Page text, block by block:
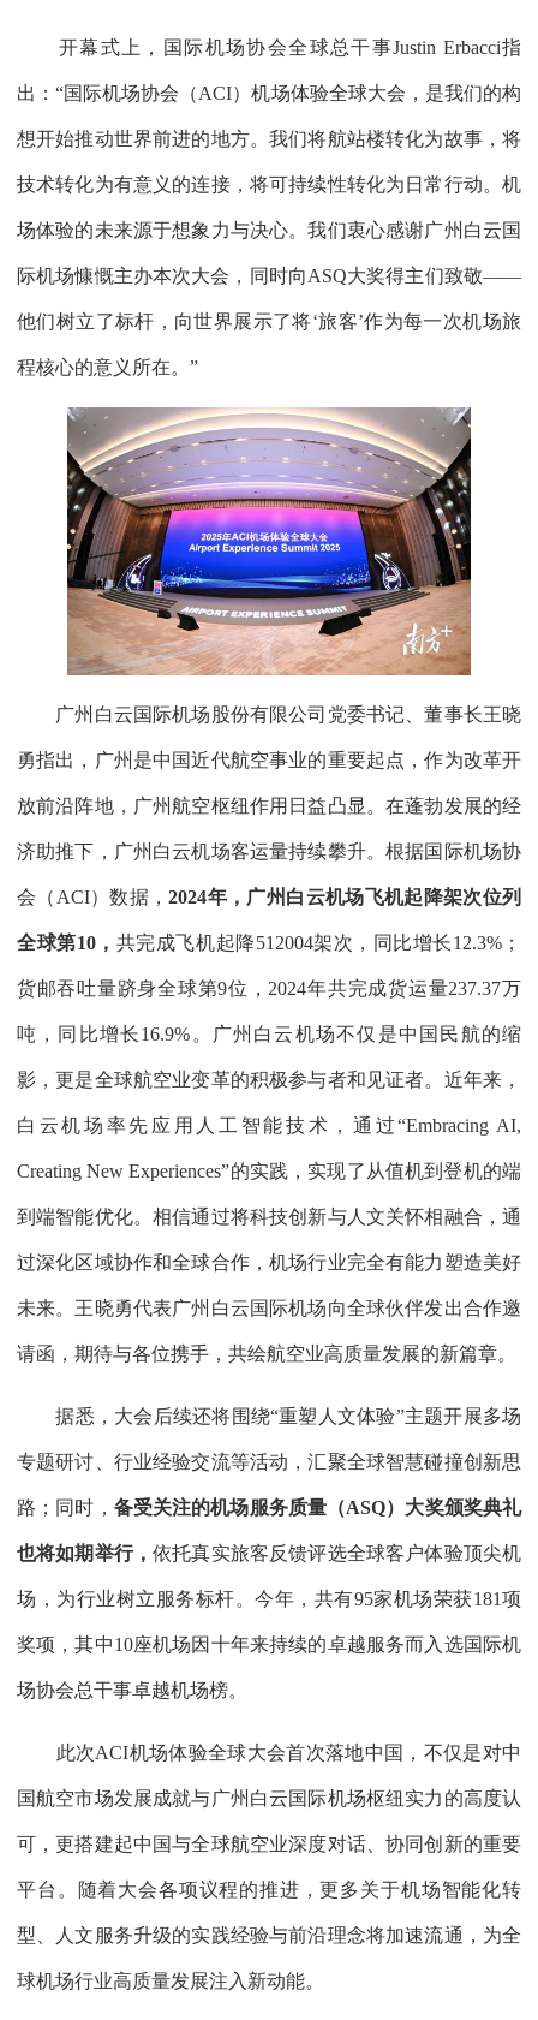
开幕式上，国际机场协会全球总干事Justin Erbacci指
出：“国际机场协会（ACI）机场体验全球大会，是我们的构
想开始推动世界前进的地方。我们将航站楼转化为故事，将
技术转化为有意义的连接，将可持续性转化为日常行动。机
场体验的未来源于想象力与决心。我们衷心感谢广州白云国
际机场慷慨主办本次大会，同时向ASQ大奖得主们致敬——
他们树立了标杆，向世界展示了将‘旅客’作为每一次机场旅
程核心的意义所在。”
广州白云国际机场股份有限公司党委书记、董事长王晓
勇指出，广州是中国近代航空事业的重要起点，作为改革开
放前沿阵地，广州航空枢纽作用日益凸显。在蓬勃发展的经
济助推下，广州白云机场客运量持续攀升。根据国际机场协
会（ACI）数据，2024年，广州白云机场飞机起降架次位列
全球第10， 共完成飞机起降512004架次，同比增长12.3%；
货邮吞吐量跻身全球第9位，2024年共完成货运量237.37万
吨，同比增长16.9%。广州白云机场不仅是中国民航的缩
影，更是全球航空业变革的积极参与者和见证者。近年来，
白云机场率先应用人工智能技术，通过“Embracing AI,
Creating New Experiences”的实践，实现了从值机到登机的端
到端智能优化。相信通过将科技创新与人文关怀相融合，通
过深化区域协作和全球合作，机场行业完全有能力塑造美好
未来。王晓勇代表广州白云国际机场向全球伙伴发出合作邀
请函，期待与各位携手，共绘航空业高质量发展的新篇章。
据悉，大会后续还将围绕“重塑人文体验”主题开展多场
专题研讨、行业经验交流等活动，汇聚全球智慧碰撞创新思
路；同时， 备受关注的机场服务质量（ASQ）大奖颁奖典礼
也将如期举行，依托真实旅客反馈评选全球客户体验顶尖机
场，为行业树立服务标杆。今年，共有95家机场荣获181项
奖项，其中10座机场因十年来持续的卓越服务而入选国际机
场协会总干事卓越机场榜。
此次ACI机场体验全球大会首次落地中国，不仅是对中
国航空市场发展成就与广州白云国际机场枢纽实力的高度认
可，更搭建起中国与全球航空业深度对话、协同创新的重要
平台。随着大会各项议程的推进，更多关于机场智能化转
型、人文服务升级的实践经验与前沿理念将加速流通，为全
球机场行业高质量发展注入新动能。